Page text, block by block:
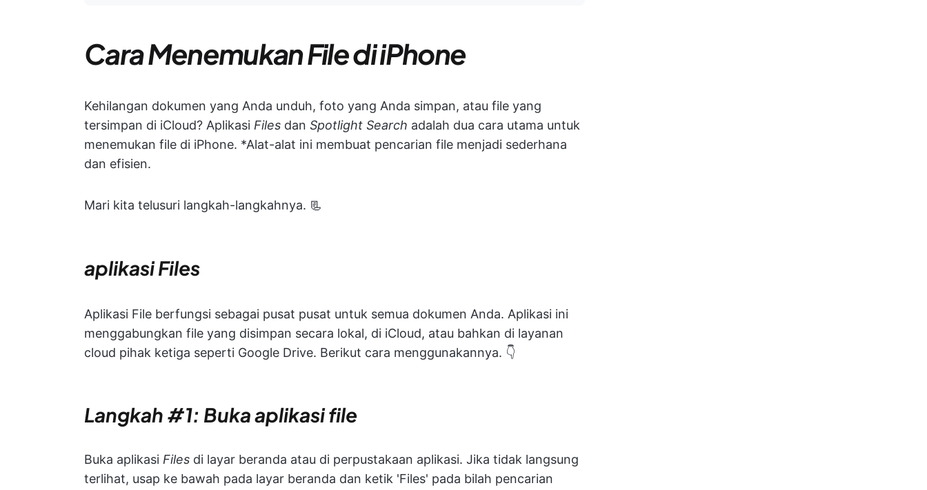
Cara Menemukan File di iPhone
Kehilangan dokumen yang Anda unduh, foto yang Anda simpan, atau file yang
tersimpan di iCloud? Aplikasi Files dan Spotlight Search adalah dua cara utama untuk
menemukan file di iPhone. *Alat-alat ini membuat pencarian file menjadi sederhana
dan efisien.
Mari kita telusuri langkah-langkahnya. 📃
aplikasiFiles
Aplikasi File berfungsi sebagai pusat pusat untuk semua dokumen Anda. Aplikasi ini
menggabungkan file yang disimpan secara lokal, di iCloud, atau bahkan di layanan
cloud pihak ketiga seperti Google Drive. Berikut cara menggunakannya. 👇
Langkah #1: Buka aplikasi file
Buka aplikasi Files di layar beranda atau di perpustakaan aplikasi. Jika tidak langsung
terlihat, usap ke bawah pada layar beranda dan ketik 'Files' pada bilah pencarian